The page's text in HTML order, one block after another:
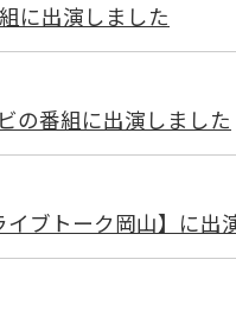
に出演しました
の番組に出演しました
ブトーク岡山】に出